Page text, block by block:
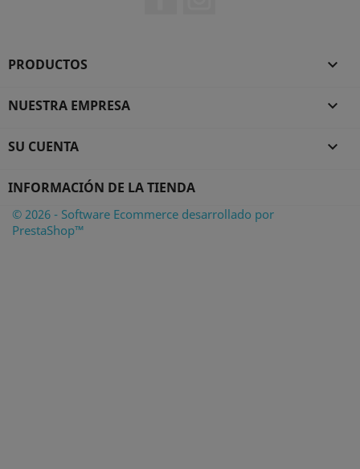
PRODUCTOS 
NUESTRA EMPRESA 
SU CUENTA 
INFORMACIÓN DE LA TIENDA
© 2026 - Software Ecommerce desarrollado por
PrestaShop™